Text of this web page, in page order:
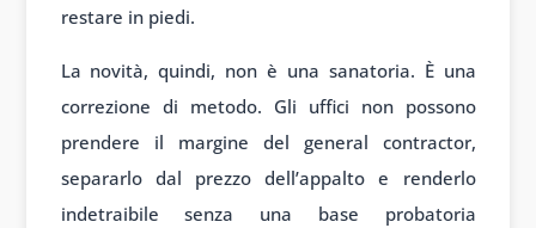
restare in piedi.
La novità, quindi, non è una sanatoria. È una
correzione di metodo. Gli uffici non possono
prendere il margine del general contractor,
separarlo dal prezzo dell’appalto e renderlo
indetraibile senza una base probatoria